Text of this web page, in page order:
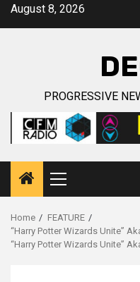
SkipAugust 8, 2026
PROGRESSIVE
Primary
Menu
Home
FEATURE
“Harry Potter Wizards Unite”
“Harry Potter Wizards Unite”